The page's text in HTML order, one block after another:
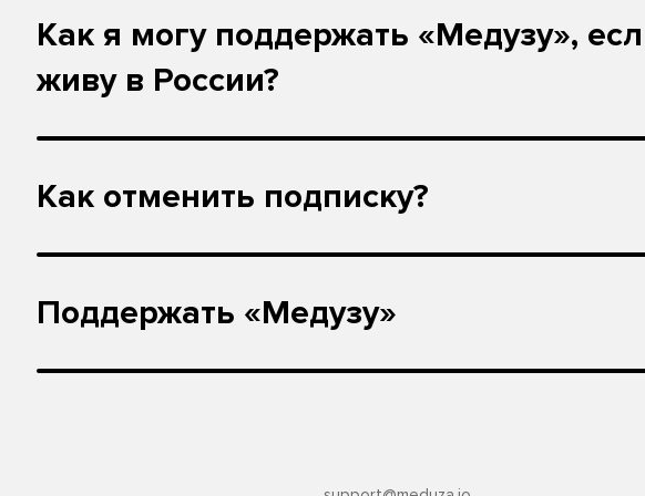
Как я могу поддержать «Медузу»,
живу в России?
Как отменить подписку?
Поддержать «Медузу»